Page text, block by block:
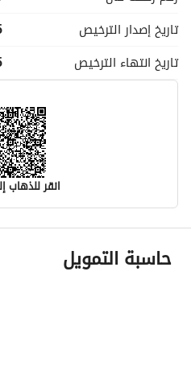
تاريخ إصدار الترخيص
تاريخ انتهاء الترخيص
انقر للذهاب
معلومات مسؤول الإعلان
اسم المسؤول
حاسبة التمويل